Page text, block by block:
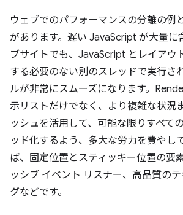
ウェブでのパフォーマンスの分離の例
があります。遅い JavaScript が大量に
ブサイトでも、JavaScript とレイアウ
する必要のない別のスレッドで実行さ
ルが非常にスムーズになります。
示リストだけでなく、より複雑な状況
ッシュを活用して、可能な限りすべて
ッド化するよう、多大な労力を費やし
ば、固定位置とスティッキー位置の要
ッシブ イベント リスナー、高品質の
グなどです。